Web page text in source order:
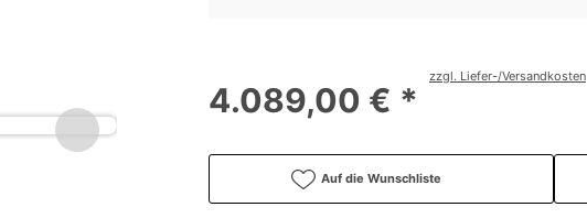
4.089,00 € *
zzgl. Liefer-/Versandkosten
Auf die Wunschliste